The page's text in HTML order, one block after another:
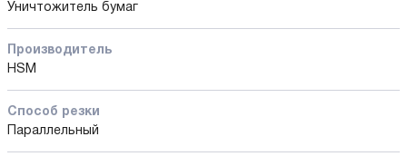
Уничтожитель бумаг
Производитель
HSM
Способ резки
Параллельный